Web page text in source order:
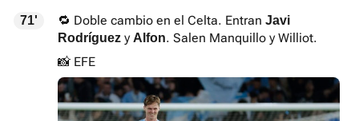
71' 🔁 Doble cambio en el Celta. Entran Javi
Rodríguez y Alfon. Salen Manquillo y Williot.
📸 EFE